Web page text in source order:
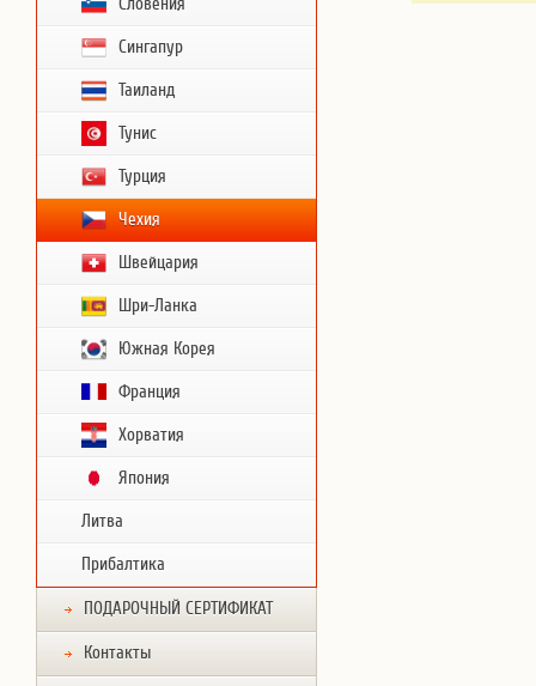
Словения
Сингапур
Таиланд
Тунис
Турция
Чехия
Швейцария
Шри-Ланка
Южная Корея
Франция
Хорватия
Япония
Литва
Прибалтика
ПОДАРОЧНЫЙ СЕРТИФИКАТ
Контакты